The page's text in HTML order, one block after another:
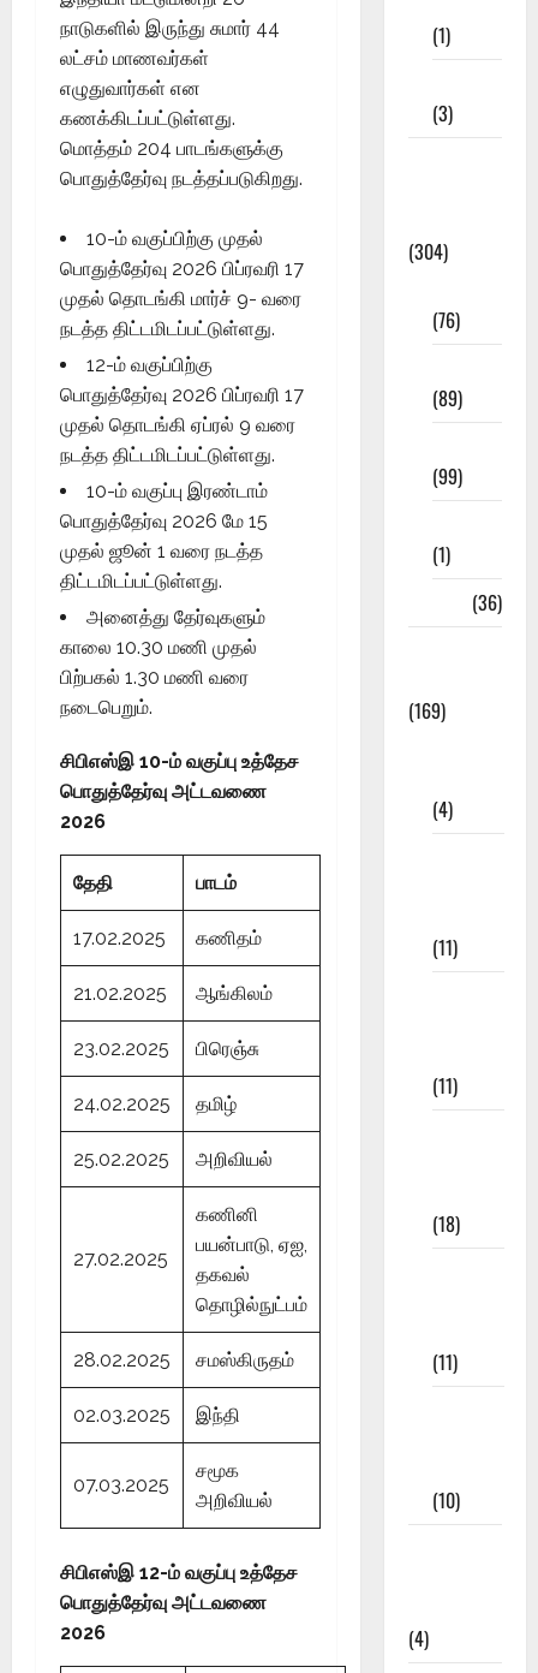
நாடுகளில் இருந்து சுமார் 44
லட்சம் மாணவர்கள்
எழுதுவார்கள் என
கணக்கிடப்பட்டுள்ளது.
மொத்தம் 204 பாடங்களுக்கு
பொதுத்தேர்வு நடத்தப்படுகிறது.
10-ம் வகுப்பிற்கு முதல்
பொதுத்தேர்வு 2026 பிப்ரவரி 17
முதல் தொடங்கி மார்ச் 9- வரை
நடத்த திட்டமிடப்பட்டுள்ளது.
12-ம் வகுப்பிற்கு
பொதுத்தேர்வு 2026 பிப்ரவரி 17
முதல் தொடங்கி ஏப்ரல் 9 வரை
நடத்த திட்டமிடப்பட்டுள்ளது.
10-ம் வகுப்பு இரண்டாம்
பொதுத்தேர்வு 2026 மே 15
முதல் ஜூன் 1 வரை நடத்த
திட்டமிடப்பட்டுள்ளது.
அனைத்து தேர்வுகளும்
காலை 10.30 மணி முதல்
பிற்பகல் 1.30 மணி வரை
நடைபெறும்.
சிபிஎஸ்இ 10-ம் வகுப்பு உத்தேச
பொதுத்தேர்வு அட்டவணை
2026
தேதி பாடம்
17.02.2025 கணிதம்
21.02.2025 ஆங்கிலம்
23.02.2025 பிரெஞ்சு
24.02.2025 தமிழ்
25.02.2025 அறிவியல்
27.02.2025
கணினி
பயன்பாடு, ஏஐ,
தகவல்
தொழில்நுட்பம்
28.02.2025 சமஸ்கிருதம்
02.03.2025 இந்தி
07.03.2025
சமூக
அறிவியல்
சிபிஎஸ்இ 12-ம் வகுப்பு உத்தேச
பொதுத்தேர்வு அட்டவணை
2026
(1)
(3)
(304)
(76)
(89)
(99)
(1)
(36)
(169)
(4)
(11)
(11)
(18)
(11)
(10)
(4)